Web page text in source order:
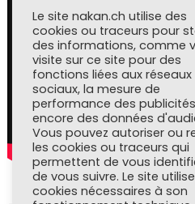
Le site nakan.ch utilise des
cookies ou traceurs pour
des informations, comme
visite sur ce site pour des
fonctions liées aux réseaux
sociaux, la mesure de
performance des
encore des données
Vous pouvez autoriser ou
les cookies ou traceurs qui
permettent de vous
de vous suivre. Le site
cookies nécessaires à son